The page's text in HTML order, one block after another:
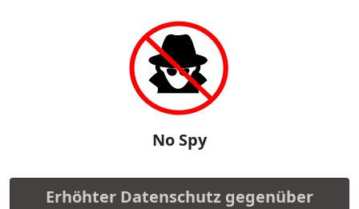
No Spy
Erhöhter Datenschutz gegenüber